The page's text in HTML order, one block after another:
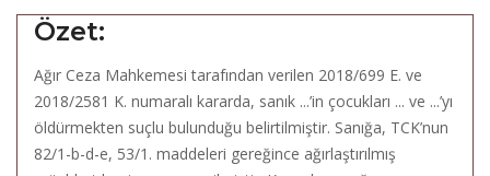
Özet:
Ağır Ceza Mahkemesi tarafından verilen 2018/699 E. ve
2018/2581 K. numaralı kararda, sanık ...’in çocukları ... ve ...’yı
öldürmekten suçlu bulunduğu belirtilmiştir. Sanığa, TCK’nun
82/1-b-d-e, 53/1. maddeleri gereğince ağırlaştırılmış